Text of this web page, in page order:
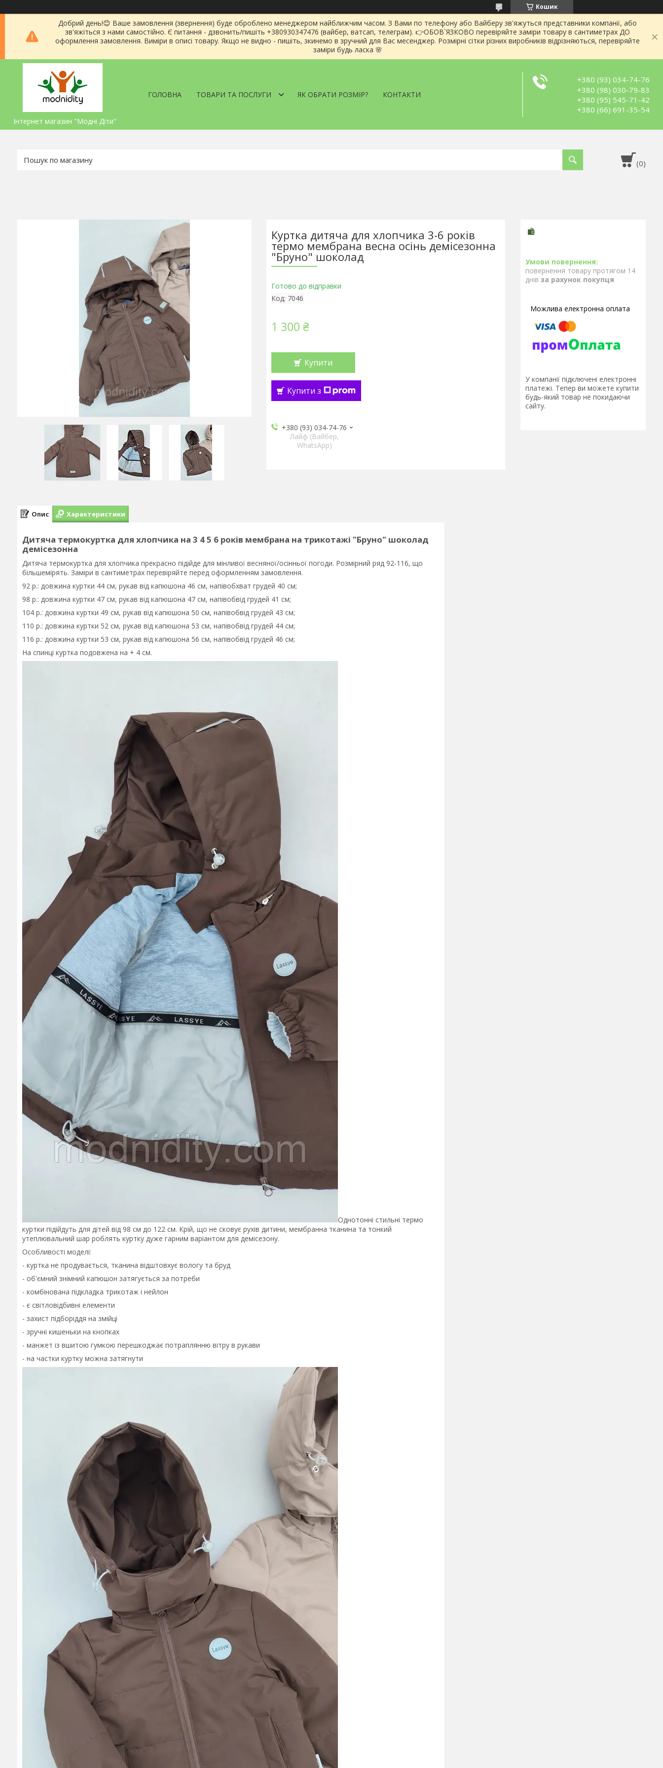
Кошик
Добрий день!😊 Ваше замовлення (звернення) буде оброблено менеджером найближчим часом. З Вами по телефону або Вайберу зв'яжуться представники компанії, або
зв'яжіться з нами самостійно. Є питання - дзвонить/пишіть +380930347476 (вайбер, ватсап, телеграм). 👉ОБОВ`ЯЗКОВО перевіряйте заміри товару в сантиметрах ДО
оформлення замовлення. Виміри в описі товару. Якщо не видно - пишіть, зкинемо в зручний для Вас месенджер. Розмірні сітки різних виробників відрізняються, перевіряйте
заміри будь ласка 🌸
Інтернет магазин "Модні Діти"
ГОЛОВНА ТОВАРИ ТА ПОСЛУГИ ЯК ОБРАТИ РОЗМІР? КОНТАКТИ
+380 (93) 034-74-76
+380 (98) 030-79-83
+380 (95) 545-71-42
+380 (66) 691-35-54
Куртка дитяча для хлопчика 3-6 років
термо мембрана весна осінь демісезонна
"Бруно" шоколад
Готово до відправки
Код: 7046
1 300 ₴
Купити
Купити з
+380 (93) 034-74-76
Лайф (Вайбер,
WhatsApp)
повернення товару протягом 14
днів за рахунок покупця
У компанії підключені електронні
платежі. Тепер ви можете купити
будь-який товар не покидаючи
сайту.
Опис Характеристики
Дитяча термокуртка для хлопчика на 3 4 5 6 років мембрана на трикотажі "Бруно" шоколад
демісезонна
Дитяча термокуртка для хлопчика прекрасно підійде для мінливої весняної/осінньої погоди. Розмірний ряд 92-116, що
більшемірять. Заміри в сантиметрах перевіряйте перед оформленням замовлення.
92 р.: довжина куртки 44 см, рукав від капюшона 46 см, напівобхват грудей 40 см;
98 р.: довжина куртки 47 см, рукав від капюшона 47 см, напівобвід грудей 41 см;
104 р.: довжина куртки 49 см, рукав від капюшона 50 см, напівобвід грудей 43 см;
110 р.: довжина куртки 52 см, рукав від капюшона 53 см, напівобвід грудей 44 см;
116 р.: довжина куртки 53 см, рукав від капюшона 56 см, напівобвід грудей 46 см;
На спинці куртка подовжена на + 4 см.
Однотонні стильні термо
куртки підійдуть для дітей від 98 см до 122 см. Крій, що не сковує рухів дитини, мембранна тканина та тонкий
утеплювальний шар роблять куртку дуже гарним варіантом для демісезону.
Особливості моделі:
- куртка не продувається, тканина відштовхує вологу та бруд
- об'ємний знімний капюшон затягується за потреби
- комбінована підкладка трикотаж і нейлон
- є світловідбивні елементи
- захист підборіддя на змійці
- зручні кишеньки на кнопках
- манжет із вшитою гумкою перешкоджає потраплянню вітру в рукави
- на частки куртку можна затягнути